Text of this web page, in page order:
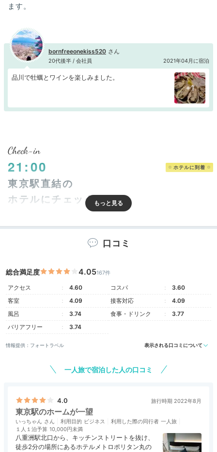
ます。
bornfreeonekiss520
20代後半 / 会社員 2021年04月に宿泊
品川で牡蠣とワインを楽しみました。
+1
Check-in
21:00 ホテルに到着
東京駅直結の
ホテルにチェックイン
東京駅八重洲北口改札から徒歩約2分。ホテルは「サピ
は開放感たっぷり。非日常的なホテルステイが始まりま
bornfreeonekiss520
21時頃に到着。遅い時間でしたが、フロントの⽅が笑顔で優しくお
口コミ
総合満足度 4.05167件
アクセス 4.60 コスパ
3.60
客室
4.09 接客対応
4.09
風呂
3.74 食事・ドリンク
3.77
バリアフリー
3.74
情報提供：フォートラベル 表示される口コミについて
一人旅で宿泊した人の口コミ
4.0 旅行時期 2022年8月
東京駅のホームが一望
いっちゃん 利用目的 ビジネス 利用した際の同行者 一人旅
１人１泊予算 10,000円未満
八重洲駅北口から、キッチンストリートを抜け、
徒歩2分の場所にあるホテルメトロポリタン丸の